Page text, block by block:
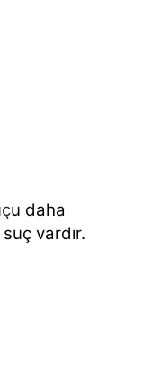
u daha
vardır.